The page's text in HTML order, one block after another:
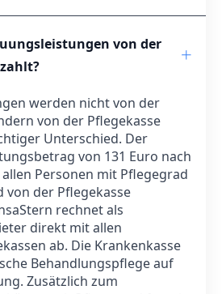
von der
werden nicht von der
von der Pflegekasse
Unterschied. Der
von 131 Euro nach
allen Personen mit Pflegegrad
von der Pflegekasse
rechnet als
direkt mit allen
ab. Die Krankenkasse
Behandlungspflege auf
Zusätzlich zum